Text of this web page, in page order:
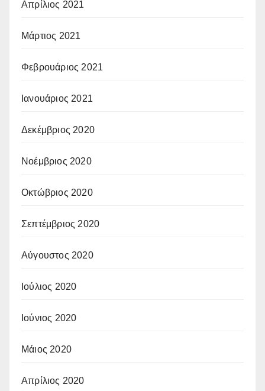
Απρίλιος 2021
Μάρτιος 2021
Φεβρουάριος 2021
Ιανουάριος 2021
Δεκέμβριος 2020
Νοέμβριος 2020
Οκτώβριος 2020
Σεπτέμβριος 2020
Αύγουστος 2020
Ιούλιος 2020
Ιούνιος 2020
Μάιος 2020
Απρίλιος 2020